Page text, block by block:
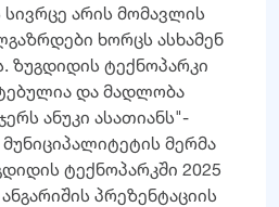
არის მომავლის
ხორცს ასხამენ
ზუგდიდის ტექნოპარკი
და მადლობა
ანუკი ასათიანს"-
მერმა
ტექნოპარკში 2025
პრეზენტაციის